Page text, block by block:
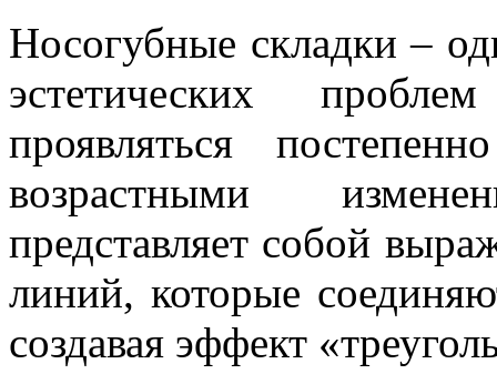
Носогубные складки –
эстетических
проявляться
возрастными
представляет собой
линий, которые
создавая эффект